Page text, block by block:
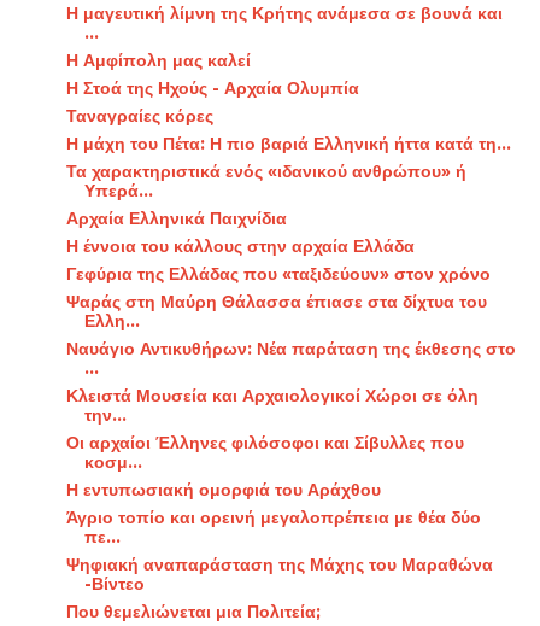
Η μαγευτική λίμνη της Κρήτης ανάμεσα σε βουνά και
...
Η Αμφίπολη μας καλεί
Η Στοά της Ηχούς - Αρχαία Ολυμπία
Ταναγραίες κόρες
Η μάχη του Πέτα: Η πιο βαριά Ελληνική ήττα κατά τη...
Τα χαρακτηριστικά ενός «ιδανικού ανθρώπου» ή
Υπερά...
Αρχαία Ελληνικά Παιχνίδια
Η έννοια του κάλλους στην αρχαία Ελλάδα
Γεφύρια της Ελλάδας που «ταξιδεύουν» στον χρόνο
Ψαράς στη Μαύρη Θάλασσα έπιασε στα δίχτυα του
Ελλη...
Ναυάγιο Αντικυθήρων: Νέα παράταση της έκθεσης στο
...
Κλειστά Μουσεία και Αρχαιολογικοί Χώροι σε όλη
την...
Οι αρχαίοι Έλληνες φιλόσοφοι και Σίβυλλες που
κοσμ...
Η εντυπωσιακή ομορφιά του Αράχθου
Άγριο τοπίο και ορεινή μεγαλοπρέπεια με θέα δύο
πε...
Ψηφιακή αναπαράσταση της Μάχης του Μαραθώνα
-Βίντεο
Που θεμελιώνεται μια Πολιτεία;